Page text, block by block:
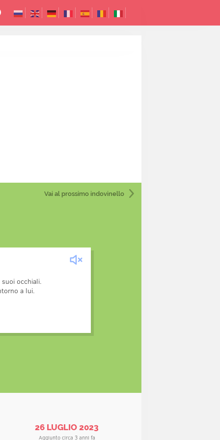
Vai al prossimo indovinello
occhiali.
a lui.
scappò dalla gabbia.
morendo a causa della
perché anche la sua
26 LUGLIO 2023
Aggiunto circa 3 anni fa